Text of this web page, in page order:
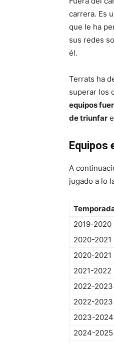
carrera. Es
que le ha
sus redes
él.
Terrats ha
superar los
equipos
de triunfar
Equipos
A
jugado a lo
2019-2020
2020-2021
2020-2021
2021-2022
2022-2023
2022-2023
2023-2024
2024-2025